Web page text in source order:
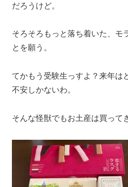
だろうけど。
そろそろもっと落ち着いた、モ
とを願う。
てかもう受験生っすよ？来年は
不安しかないわ。
そんな怪獣でもお土産は買って